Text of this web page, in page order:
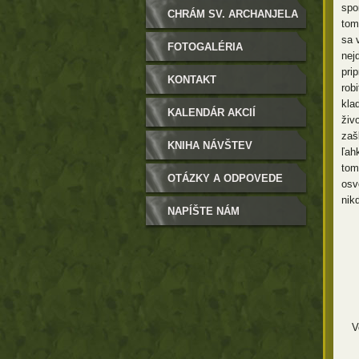
sa
ZASTUPITEĽSTVO
CHRÁM SV. ARCHANJELA
MICHALA
FOTOGALÉRIA
KONTAKT
KALENDÁR AKCIÍ
KNIHA NÁVŠTEV
OTÁZKY A ODPOVEDE
NAPÍŠTE NÁM